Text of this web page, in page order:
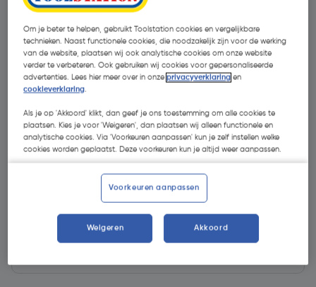
- 30 %
€ 3,77
| Excl. btw € 2,17
Kies productvariant(13)
Om je beter te helpen, gebruikt Toolstation cookies en vergelijkbare
technieken. Naast functionele cookies, die noodzakelijk zijn voor de werking
van de website, plaatsen wij ook analytische cookies om onze website
verder te verbeteren. Ook gebruiken wij cookies voor gepersonaliseerde
advertenties. Lees hier meer over in onzeprivacyverklaring en
cookieverklaring.
Als je op 'Akkoord' klikt, dan geef je ons toestemming om alle cookies te
plaatsen. Kies je voor 'Weigeren', dan plaatsen wij alleen functionele en
analytische cookies. Via 'Voorkeuren aanpassen' kun je zelf instellen welke
cookies worden geplaatst. Deze voorkeuren kun je altijd weer aanpassen.
Voorkeuren aanpassen
Weigeren Akkoord